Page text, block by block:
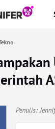
Penulis: